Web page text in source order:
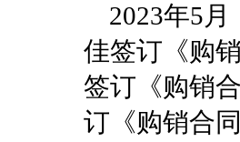
2023年5
佳签订《购
签订《购销
订《购销合